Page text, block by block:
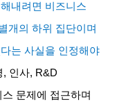
내려면 비즈니스
개의 하위 집단이며
는 사실을 인정해야
, 인사, R&D
문제에 접근하며